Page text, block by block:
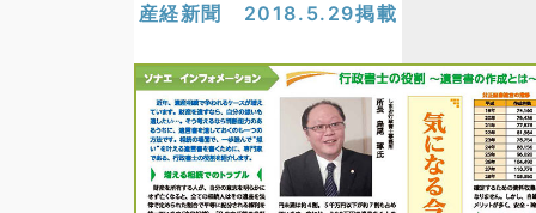
産経新聞 2018.5.29掲載